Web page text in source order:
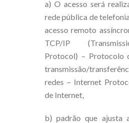
a) O acesso será
rede pública de
acesso remoto
TCP/IP
Protocol) – Protocolo
transmissão/
redes – Internet
de Internet,
b) padrão que ajusta